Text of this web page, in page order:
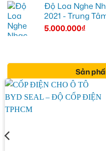
Độ Loa Nghe
2021 - Trung
5.000.000₫
Sản